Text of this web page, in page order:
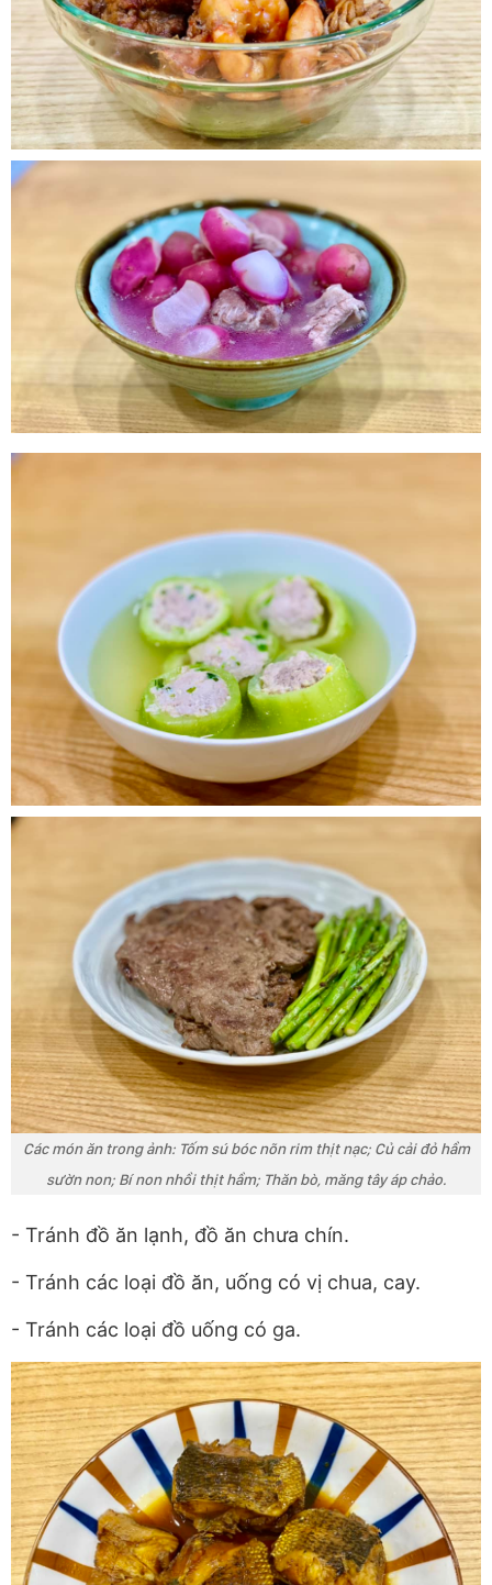
Các món ăn trong ảnh: Tốm sú bóc nõn rim thịt nạc; Củ cải đỏ hầm
sườn non; Bí non nhồi thịt hầm; Thăn bò, măng tây áp chảo.
- Tránh đồ ăn lạnh, đồ ăn chưa chín.
- Tránh các loại đồ ăn, uống có vị chua, cay.
- Tránh các loại đồ uống có ga.